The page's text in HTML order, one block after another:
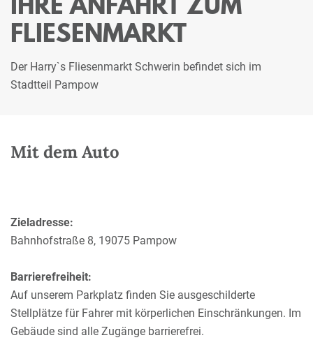
FLIESENMARKT
Der Harry`s Fliesenmarkt Schwerin befindet sich im
Stadtteil Pampow
Mit dem Auto
Zieladresse:
Bahnhofstraße 8, 19075 Pampow
Barrierefreiheit:
Auf unserem Parkplatz finden Sie ausgeschilderte
Stellplätze für Fahrer mit körperlichen Einschränkungen. Im
Gebäude sind alle Zugänge barrierefrei.